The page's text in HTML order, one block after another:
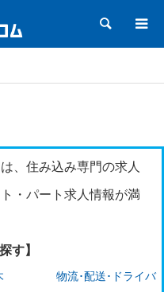
検索
は、住み込み専門の求人
・パート求人情報が満
す】
物流･配送･ドライバ